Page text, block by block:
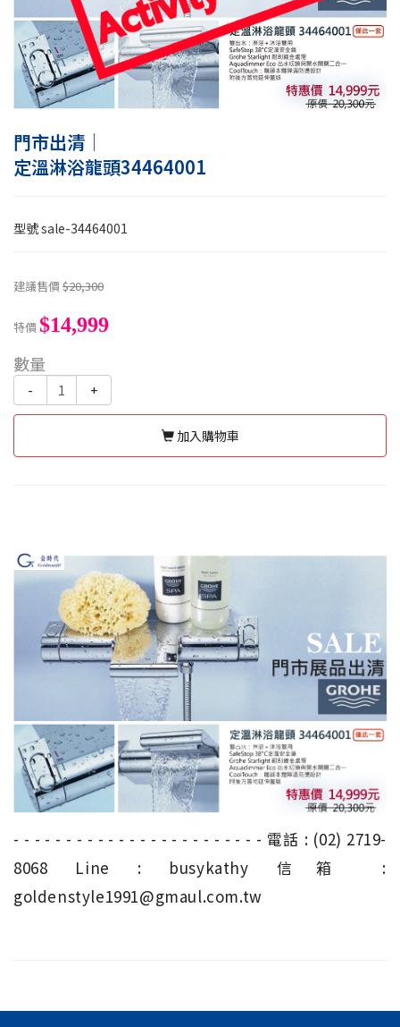
門市出清│
定溫淋浴龍頭34464001
型號sale-34464001
建議售價$20,300
特價$14,999
數量
- +
加入購物車
- - - - - - - - - - - - - - - - - - - - - - - - 電話 : (02) 2719-
8068 Line : busykathy 信箱 :
goldenstyle1991@gmaul.com.tw